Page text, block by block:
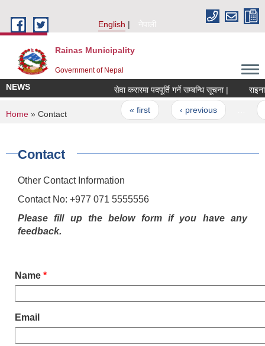
English
नेपाली
Rainas Municipality
Government of Nepal
NEWS सेवा करारमा पदपूर्ति गर्ने सम्बन्धि सूचना |
Pages
« first ‹ previous
You are here
Home » Contact
Contact
Other Contact Information
Contact No: +977 071 5555556
Please fill up the below form if you have any
feedback.
Name *
Email